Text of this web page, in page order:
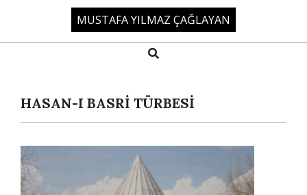
MUSTAFA YILMAZ ÇAĞLAYAN
Search
HASAN-I BASRİ TÜRBESİ